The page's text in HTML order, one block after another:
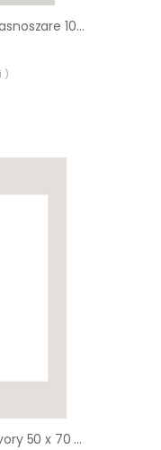
Passe-partout 160 jasnoszare 10 x 15 cm
)
Passe-partout 152 ivory 50 x 70 cm